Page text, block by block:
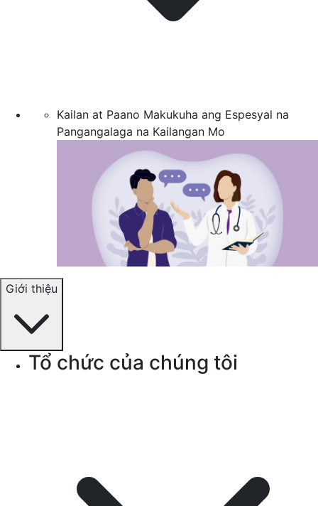
Kailan at Paano Makukuha ang Espesyal na
Pangangalaga na Kailangan Mo
Giới thiệu
Tổ chức của chúng tôi